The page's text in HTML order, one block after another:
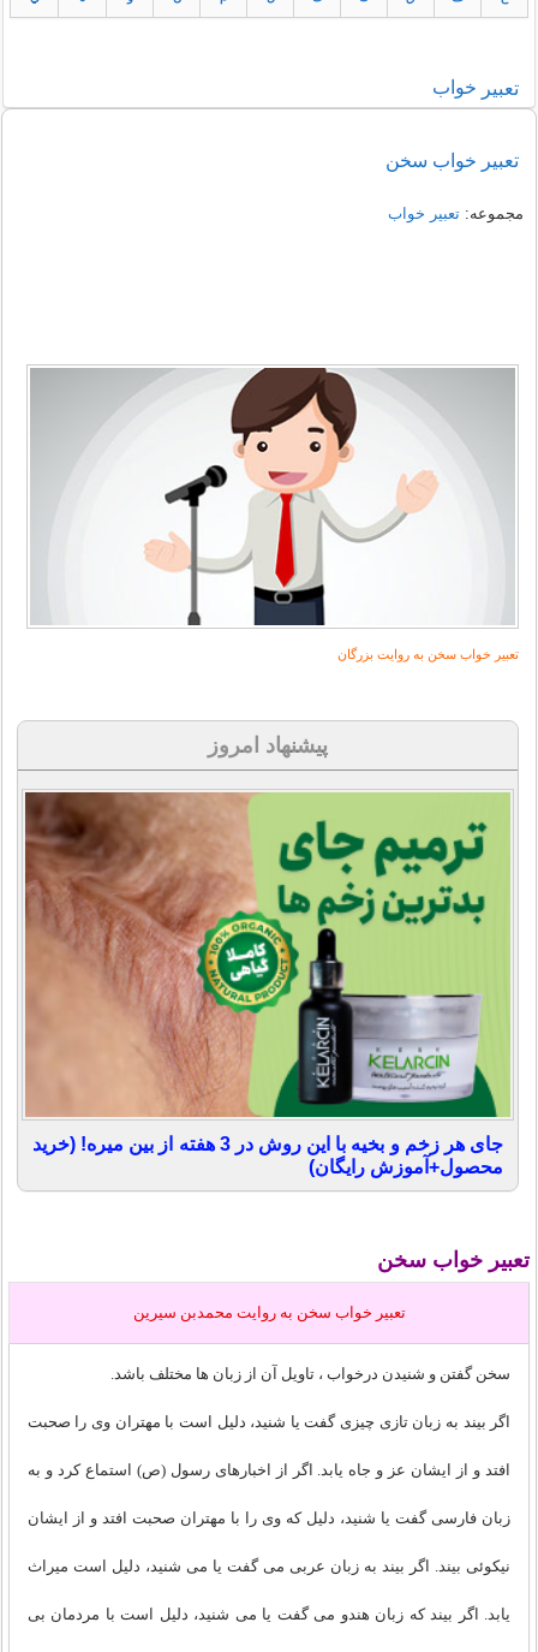
تعبير خواب
تعبیر خواب سخن
مجموعه:تعبير خواب
تعبیر خواب سخن به روایت بزرگان
پیشنهاد امروز
جای هر زخم و بخیه با این روش در 3 هفته از بین میره! (خرید
محصول+آموزش رایگان)
تعبیر خواب سخن
تعبير خواب سخن به روايت محمدبن سیرین
سخن گفتن و شنیدن درخواب ، تاویل آن از زبان ها مختلف باشد.
اگر بیند به زبان تازی چیزی گفت یا شنید، دلیل است با مهتران وی را صحبت
افتد و از ایشان عز و جاه یابد. اگر از اخبارهای رسول (ص) استماع کرد و به
زبان فارسی گفت یا شنید، دلیل که وی را با مهتران صحبت افتد و از ایشان
نیکوئی بیند. اگر بیند به زبان عربی می گفت یا می شنید، دلیل است میراث
یابد. اگر بیند که زبان هندو می گفت یا می شنید، دلیل است با مردمان بی